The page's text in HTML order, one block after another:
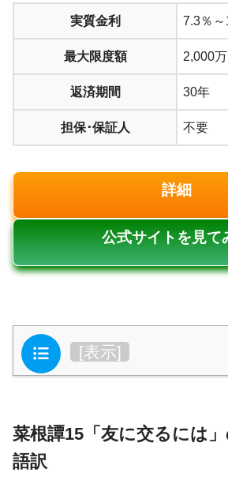
実質金利 7.3％～
最大限度額 2,000万
返済期間 30年
担保･保証人 不要
詳細
公式サイトを見て
目次 [表示]
菜根譚15「友に交るには
語訳